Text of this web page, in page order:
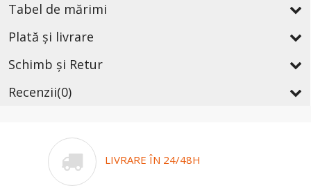
Tabel de mărimi
Plată și livrare
Schimb și Retur
Recenzii(0)
LIVRARE ÎN 24/48H